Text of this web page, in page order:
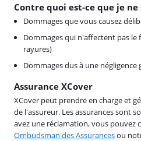
Contre quoi est-ce que je ne
Dommages que vous causez
Dommages qui n'affectent pas
rayures)
Dommages dus à une négligence
Assurance XCover
XCover peut prendre en charge et
de l'assureur. Les assurances sont
avez une réclamation, vous pouvez
Ombudsman des Assurancesou